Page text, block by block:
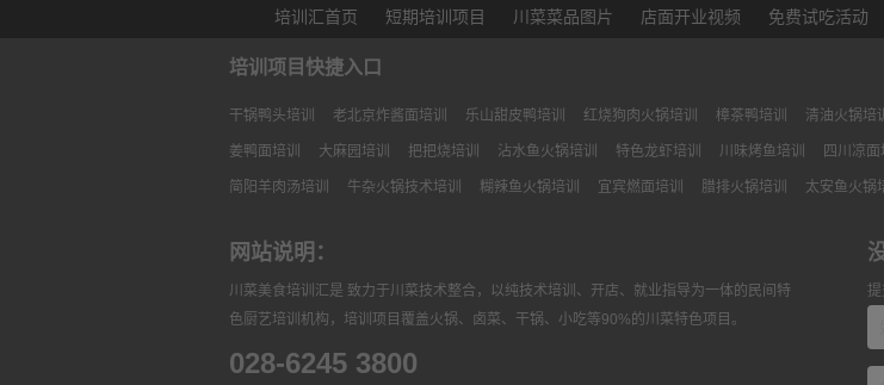
培训汇首页 短期培训项目 川菜菜品图片 店面开业视频 免费试吃活动
培训项目快捷入口
干锅鸭头培训 老北京炸酱面培训 乐山甜皮鸭培训 红烧狗肉火锅培训 樟茶鸭培训 清油火锅培训
姜鸭面培训 大麻园培训 把把烧培训 沾水鱼火锅培训 特色龙虾培训 川味烤鱼培训 四川凉面
简阳羊肉汤培训 牛杂火锅技术培训 糊辣鱼火锅培训 宜宾燃面培训 腊排火锅培训 太安鱼火锅
网站说明：
川菜美食培训汇是 致力于川菜技术整合，以纯技术培训、开店、就业指导为一体的民间特
色厨艺培训机构，培训项目覆盖火锅、卤菜、干锅、小吃等90%的川菜特色项目。
028-6245 3800